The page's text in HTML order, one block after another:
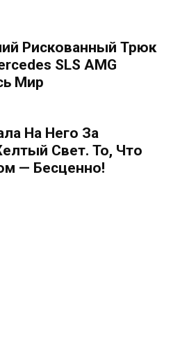
Рискованный Трюк
SLS AMG
Мир
На Него За
Свет. То, Что
— Бесценно!